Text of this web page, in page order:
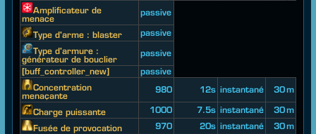
Amplificateur de
menace
passive
Type d'arme : blaster
passive
Type d'armure :
générateur de bouclier
passive
[buff_controller_new]
passive
Concentration
menaçante
980 12s instantané 30 m
Charge puissante 1000 7.5s instantané
30 m
Fusée de provocation
970 20s instantané
30 m